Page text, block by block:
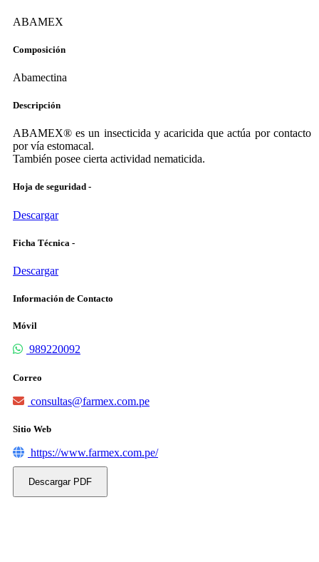
ABAMEX
Composición
Abamectina
Descripción
ABAMEX® es un insecticida y acaricida que actúa por contacto
por vía estomacal.
También posee cierta actividad nematicida.
Hoja de seguridad -
Descargar
Ficha Técnica -
Descargar
Información de Contacto
Móvil
989220092
Correo
consultas@farmex.com.pe
Sitio Web
https://www.farmex.com.pe/
Descargar PDF